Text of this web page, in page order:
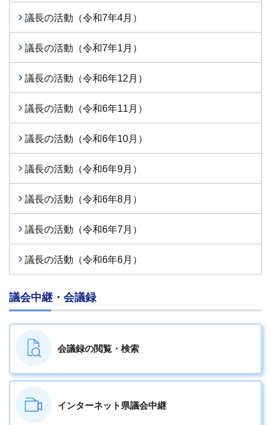
議長の活動（令和7年4月）
議長の活動（令和7年1月）
議長の活動（令和6年12月）
議長の活動（令和6年11月）
議長の活動（令和6年10月）
議長の活動（令和6年9月）
議長の活動（令和6年8月）
議長の活動（令和6年7月）
議長の活動（令和6年6月）
議会中継・会議録
会議録の閲覧・検索
インターネット 県議会中継